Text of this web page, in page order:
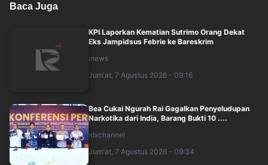
Baca Juga
KPI Laporkan Kematian Sutrimo Orang Dekat
Eks Jampidsus Febrie ke Bareskrim
inews
Jum'at, 7 Agustus 2026 - 09:16
Bea Cukai Ngurah Rai Gagalkan Penyeludupan
Narkotika dari India, Barang Bukti 10 ....
idxchannel
Jum'at, 7 Agustus 2026 - 09:34